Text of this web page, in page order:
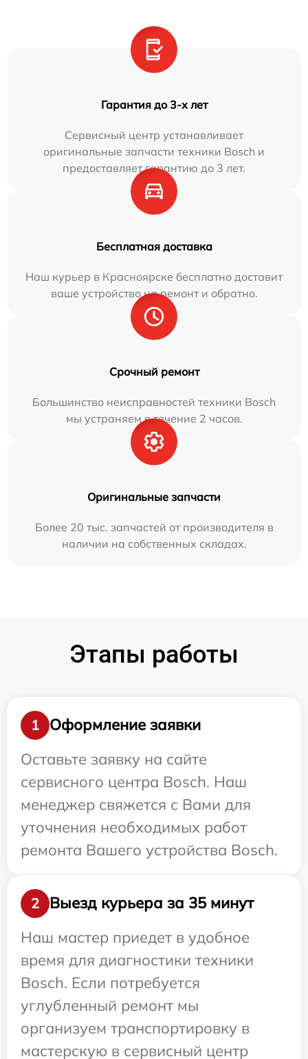
Гарантия до 3-х лет
Сервисный центр устанавливает
оригинальные запчасти техники Bosch и
предоставляет гарантию до 3 лет.
Бесплатная доставка
Наш курьер в Красноярске бесплатно доставит
ваше устройство на ремонт и обратно.
Срочный ремонт
Большинство неисправностей техники Bosch
мы устраняем в течение 2 часов.
Оригинальные запчасти
Более 20 тыс. запчастей от производителя в
наличии на собственных складах.
Этапы работы
1
Оформление заявки
Оставьте заявку на сайте
сервисного центра Bosch. Наш
менеджер свяжется с Вами для
уточнения необходимых работ
ремонта Вашего устройства Bosch.
2
Выезд курьера за 35 минут
Наш мастер приедет в удобное
время для диагностики техники
Bosch. Если потребуется
углубленный ремонт мы
организуем транспортировку в
мастерскую в сервисный центр